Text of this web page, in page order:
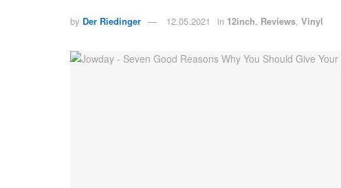
by Der Riedinger 12.05.2021 in 12inch, Reviews, Vinyl